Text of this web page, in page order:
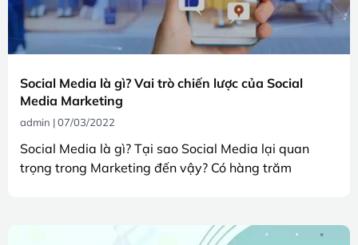
Social Media là gì? Vai trò chiến lược của Social
Media Marketing
admin 07/03/2022
Social Media là gì? Tại sao Social Media lại quan
trọng trong Marketing đến vậy? Có hàng trăm